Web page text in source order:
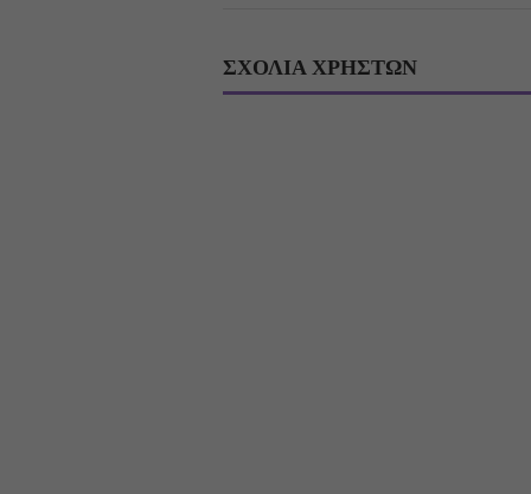
ΣΧΟΛΙΑ ΧΡΗΣΤΩΝ